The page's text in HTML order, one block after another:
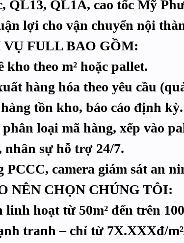
QL13, QL1A, cao tốc Mỹ
lợi cho vận chuyển nội
VỤ FULL BAO GỒM:
kho theo m² hoặc pallet.
hàng hóa theo yêu cầu
tồn kho, báo cáo định kỳ.
phân loại mã hàng, xếp vào
nhân sự hỗ trợ 24/7.
PCCC, camera giám sát an
NÊN CHỌN CHÚNG TÔI:
linh hoạt từ 50m² đến trên
tranh – chỉ từ 7X.XXXđ/